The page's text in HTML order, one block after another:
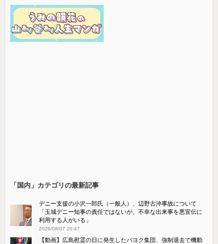
「国内」カテゴリの最新記事
デニー支援の小沢一郎氏（一般人）、辺野古沖事故について
「玉城デニー知事の責任ではないが、不幸な出来事を悪宣伝に
利用する人がいる」
2026/08/07 20:47
【動画】広島慰霊の日に発生したパヨク集団、強制退去で機動